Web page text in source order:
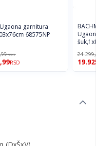
Ugaona garnitura
68575NP
RSD
RSD